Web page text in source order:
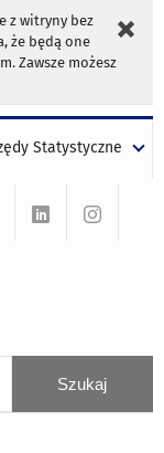
z witryny bez
że będą one
Zawsze możesz
Statystyczne